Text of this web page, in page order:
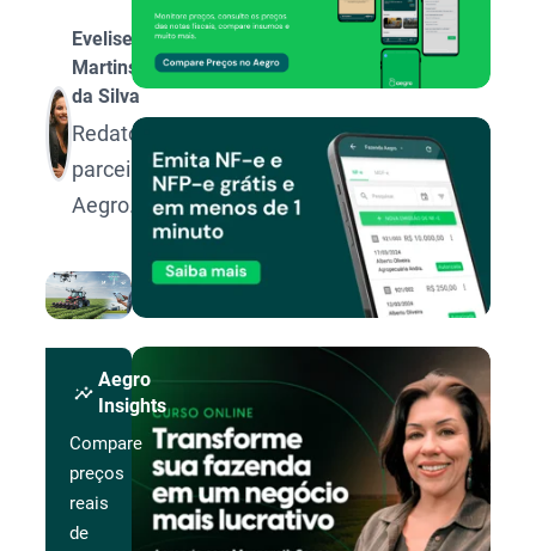
Evelise
Martins
da Silva
Redatora
parceira
Aegro.
insights
Aegro
Insights
Compare
preços
reais
de